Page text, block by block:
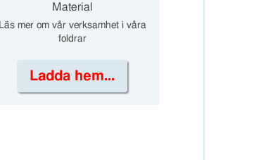
Material
Läs mer om vår verksamhet i våra
foldrar
Ladda hem...